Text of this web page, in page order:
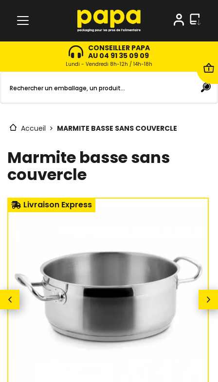
CONSEILLER PAPA
AU 04 91 35 09 09
Lundi - Vendredi 8h-12h / 14h-18h
Accueil MARMITE BASSE SANS COUVERCLE
Marmite basse sans
couvercle
Livraison Express